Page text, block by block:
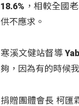
18.6%，相較全國
供不應求。
寒溪文健站督導
夠，因為有的時候
捐贈團體會長 柯匯